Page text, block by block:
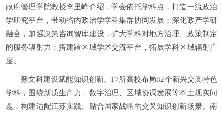
政府管理学院教授李里峰介绍，学会依托学科点，打造一流政治
学研究平台，带动省内政治学学科集群协同发展；深化政产学研
融合，加强决策咨询智库建设，扩大学科对地方治理、政策制定
的服务辐射力；搭建跨区域学术交流平台，拓展学科区域辐射广
度。
新文科建设赋能知识创新。17所高校布局82个新兴交叉特色
学科，围绕新质生产力、数字治理、区域协调发展等本土现实问
题，构建适配江苏实践、贴合国家战略的交叉知识创新场景。南